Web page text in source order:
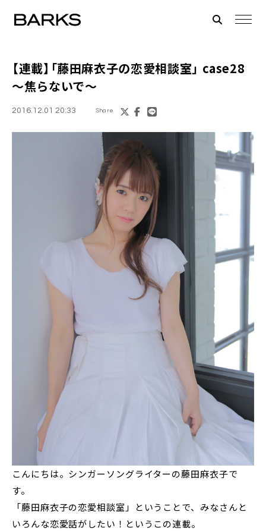
【連載】「藤田麻衣子の恋愛相談室」 case28
～焦らないで～
2016.12.01 20:33 Share
こんにちは。シンガーソングライターの藤田麻衣子で
す。
「藤田麻衣子の恋愛相談室」ということで、みなさんと
いろんな恋愛話がしたい！というこの連載。